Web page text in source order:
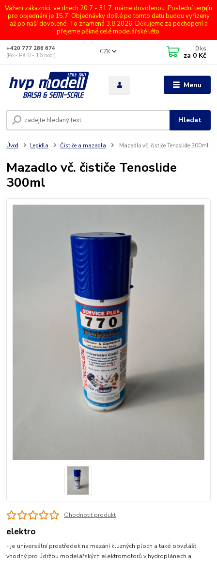
Vážení zákazníci, ve dnech 20.7 - 31.7. máme dovolenou. Poslední termín
pro objednání je 15.7. Objednávky došlé po tomto datu budou vyřízeny
až po naší dovolené. To znamená 3.8.2026. Děkujeme za pochopení a
přejeme pěkné celé modelářské léto.
Menu
CZK
Hledat
+420 777 286 674
(Po - Pá 8 - 16 hod.)
0 ks
za 0 Kč
Úvod Lepidla Čističe a mazadla Mazadlo vč. čističe Tenoslide 300ml
Mazadlo vč. čističe Tenoslide
300ml
Ohodnotit produkt
elektro
- je universální prostředek na mazání kluzných ploch a také obvzlášť
vhodný pro údržbu modelářských elektromotorů v hydroplánech a